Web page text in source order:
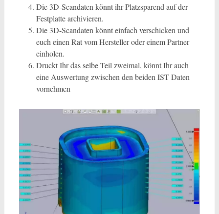
Die 3D-Scandaten könnt ihr Platzsparend auf der
Festplatte archivieren.
Die 3D-Scandaten könnt einfach verschicken und
euch einen Rat vom Hersteller oder einem Partner
einholen.
Druckt Ihr das selbe Teil zweimal, könnt Ihr auch
eine Auswertung zwischen den beiden IST Daten
vornehmen